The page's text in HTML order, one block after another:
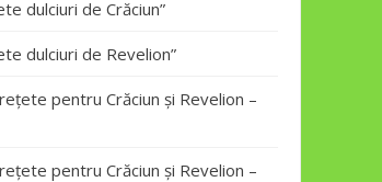
dulciuri de Crăciun”
dulciuri de Revelion”
pentru Crăciun și Revelion –
pentru Crăciun și Revelion –